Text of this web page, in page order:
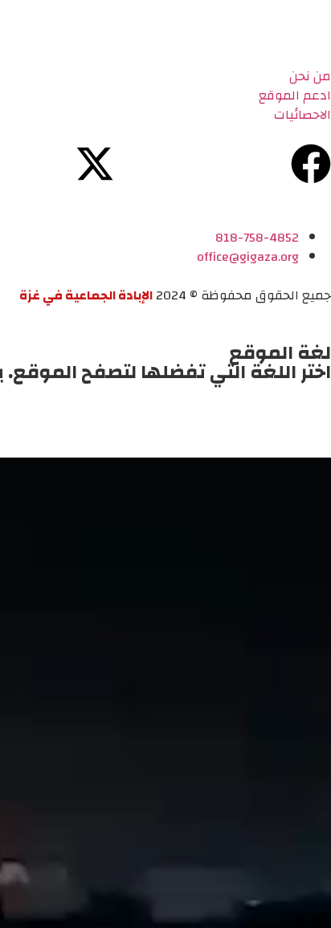
من نحن
ادعم الموقع
الاحصائيات
818-758-4852
office@gigaza.org
جميع الحقوق محفوظة © 2024
الإبادة الجماعية في غزة
لغة الموقع
اختر اللغة التي تفضلها لتصفح